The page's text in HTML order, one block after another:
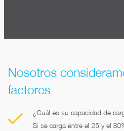
Nosotros
factores
¿Cuál es su capacidad de
Si se carga entre el 25 y el